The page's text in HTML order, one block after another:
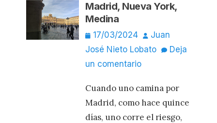
Madrid, Nueva York,
Medina
Publicado
el
17/03/2024 Autor
Juan
José Nieto Lobato
Deja
un comentario
Cuando uno camina por
Madrid, como hace quince
días, uno corre el riesgo,